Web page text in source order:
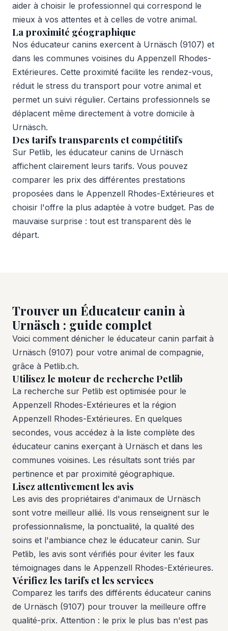
aider à choisir le professionnel qui correspond le
mieux à vos attentes et à celles de votre animal.
La proximité géographique
Nos éducateur canins exercent à Urnäsch (9107) et
dans les communes voisines du Appenzell Rhodes-
Extérieures. Cette proximité facilite les rendez-vous,
réduit le stress du transport pour votre animal et
permet un suivi régulier. Certains professionnels se
déplacent même directement à votre domicile à
Urnäsch.
Des tarifs transparents et compétitifs
Sur Petlib, les éducateur canins de Urnäsch
affichent clairement leurs tarifs. Vous pouvez
comparer les prix des différentes prestations
proposées dans le Appenzell Rhodes-Extérieures et
choisir l'offre la plus adaptée à votre budget. Pas de
mauvaise surprise : tout est transparent dès le
départ.
Trouver un Éducateur canin à
Urnäsch : guide complet
Voici comment dénicher le éducateur canin parfait à
Urnäsch (9107) pour votre animal de compagnie,
grâce à Petlib.ch.
Utilisez le moteur de recherche Petlib
La recherche sur Petlib est optimisée pour le
Appenzell Rhodes-Extérieures et la région
Appenzell Rhodes-Extérieures. En quelques
secondes, vous accédez à la liste complète des
éducateur canins exerçant à Urnäsch et dans les
communes voisines. Les résultats sont triés par
pertinence et par proximité géographique.
Lisez attentivement les avis
Les avis des propriétaires d'animaux de Urnäsch
sont votre meilleur allié. Ils vous renseignent sur le
professionnalisme, la ponctualité, la qualité des
soins et l'ambiance chez le éducateur canin. Sur
Petlib, les avis sont vérifiés pour éviter les faux
témoignages dans le Appenzell Rhodes-Extérieures.
Vérifiez les tarifs et les services
Comparez les tarifs des différents éducateur canins
de Urnäsch (9107) pour trouver la meilleure offre
qualité-prix. Attention : le prix le plus bas n'est pas